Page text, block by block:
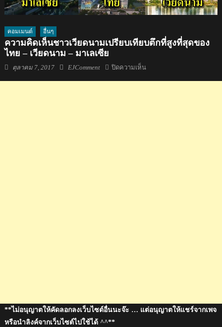
คอมเมนต์ อื่นๆ
ความคิดเห็นชาวเวียดนามเปรียบเทียบตึกที่สูงที่สุดของ
ไทย – เวียดนาม – มาเลเซีย
Posted
ตุลาคม 7, 2017 Author
EJComment ปิดความเห็นบน
**ไม่อนุญาตให้คัดลอกลงเว็บไซต์อื่นนะจ๊ะ … แต่อนุญาตให้แชร์จากเพจ
หรือนำลิงค์จากเว็บไซต์ไปใช้ได้ ^^**